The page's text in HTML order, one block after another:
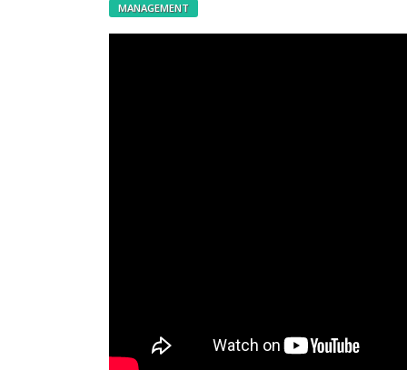
MANAGEMENT